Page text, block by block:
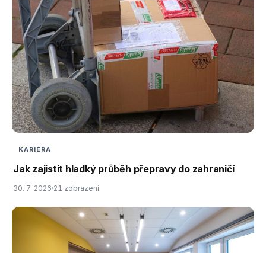
KARIÉRA
Jak zajistit hladký průběh přepravy do zahraničí
30. 7. 2026 21 zobrazení